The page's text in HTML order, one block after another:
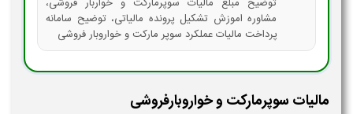
مشاوره اموزش تشکیل پرونده مالیاتی، توضیح سامانه
پرداخت مالیات عملکرد سوپر مارکت و خواروبار فروشی
مالیات سوپرمارکت و خواروبارفروشی